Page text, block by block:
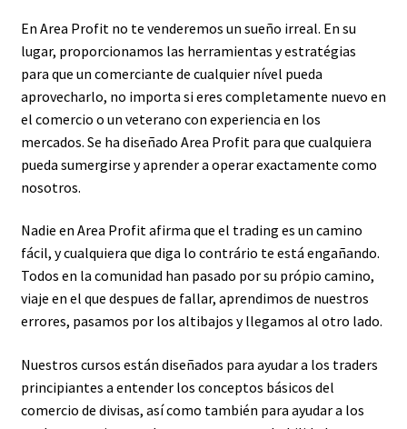
En Area Profit no te venderemos un sueño irreal. En su
lugar, proporcionamos las herramientas y estratégias
para que un comerciante de cualquier nível pueda
aprovecharlo, no importa si eres completamente nuevo en
el comercio o un veterano con experiencia en los
mercados. Se ha diseñado Area Profit para que cualquiera
pueda sumergirse y aprender a operar exactamente como
nosotros.
Nadie en Area Profit afirma que el trading es un camino
fácil, y cualquiera que diga lo contrário te está engañando.
Todos en la comunidad han pasado por su própio camino,
viaje en el que despues de fallar, aprendimos de nuestros
errores, pasamos por los altibajos y llegamos al otro lado.
Nuestros cursos están diseñados para ayudar a los traders
principiantes a entender los conceptos básicos del
comercio de divisas, así como también para ayudar a los